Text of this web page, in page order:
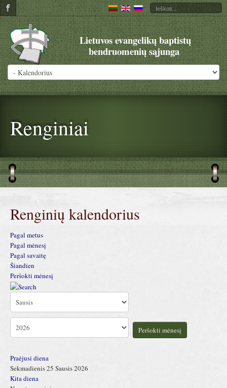
Lietuvos evangelikų baptistų
bendruomenių sąjunga
Renginiai
Renginių kalendorius
Pagal metus
Pagal mėnesį
Pagal savaitę
Šiandien
Peršokti mėnesį
Peršokti mėnesį
Praėjusi diena
Sekmadienis 25 Sausis 2026
Kita diena